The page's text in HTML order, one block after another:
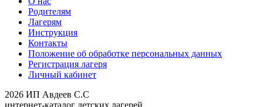
Родителям
Лагерям
Инструкция
Контакты
Положение об обработке персональных данных
Регистрация лагеря
Личный кабинет
2026 ИП Авдеев С.С